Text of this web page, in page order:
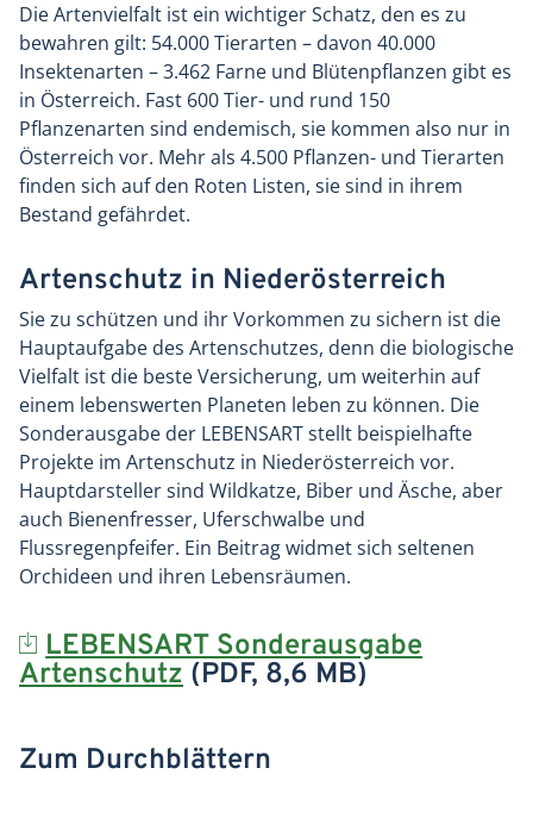
Die Artenvielfalt ist ein wichtiger Schatz, den es zu
bewahren gilt: 54.000 Tierarten – davon 40.000
Insektenarten – 3.462 Farne und Blütenpflanzen gibt es
in Österreich. Fast 600 Tier- und rund 150
Pflanzenarten sind endemisch, sie kommen also nur in
Österreich vor. Mehr als 4.500 Pflanzen- und Tierarten
finden sich auf den Roten Listen, sie sind in ihrem
Bestand gefährdet.
Artenschutz in Niederösterreich
Sie zu schützen und ihr Vorkommen zu sichern ist die
Hauptaufgabe des Artenschutzes, denn die biologische
Vielfalt ist die beste Versicherung, um weiterhin auf
einem lebenswerten Planeten leben zu können. Die
Sonderausgabe der LEBENSART stellt beispielhafte
Projekte im Artenschutz in Niederösterreich vor.
Hauptdarsteller sind Wildkatze, Biber und Äsche, aber
auch Bienenfresser, Uferschwalbe und
Flussregenpfeifer. Ein Beitrag widmet sich seltenen
Orchideen und ihren Lebensräumen.
LEBENSART Sonderausgabe
Artenschutz (PDF, 8,6 MB)
Zum Durchblättern